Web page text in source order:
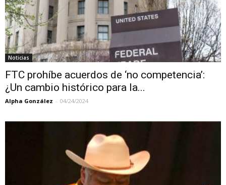
Noticias
FTC prohíbe acuerdos de ‘no competencia’:
¿Un cambio histórico para la...
Alpha González - 04/24/2024